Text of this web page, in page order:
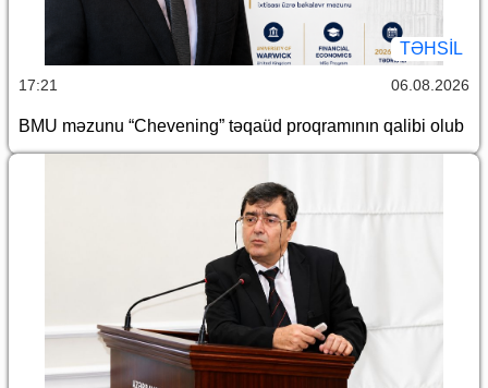
TƏHSIL
17:21 06.08.2026
BMU məzunu “Chevening” təqaüd proqramının qalibi olub